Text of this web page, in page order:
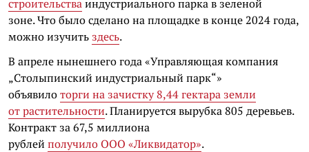
строительстваиндустриального парка в зеленой
зоне.Что было сделано на площадке в конце 2024 года,
можно изучить здесь.
В апреленынешнего года «Управляющая компания
„Столыпинский индустриальный парк“»
объявилоторги на зачистку 8,44 гектара земли
от растительности. Планируется вырубка 805 деревьев.
Контракт за 67,5 миллиона
рублей получилоООО «Ликвидатор».